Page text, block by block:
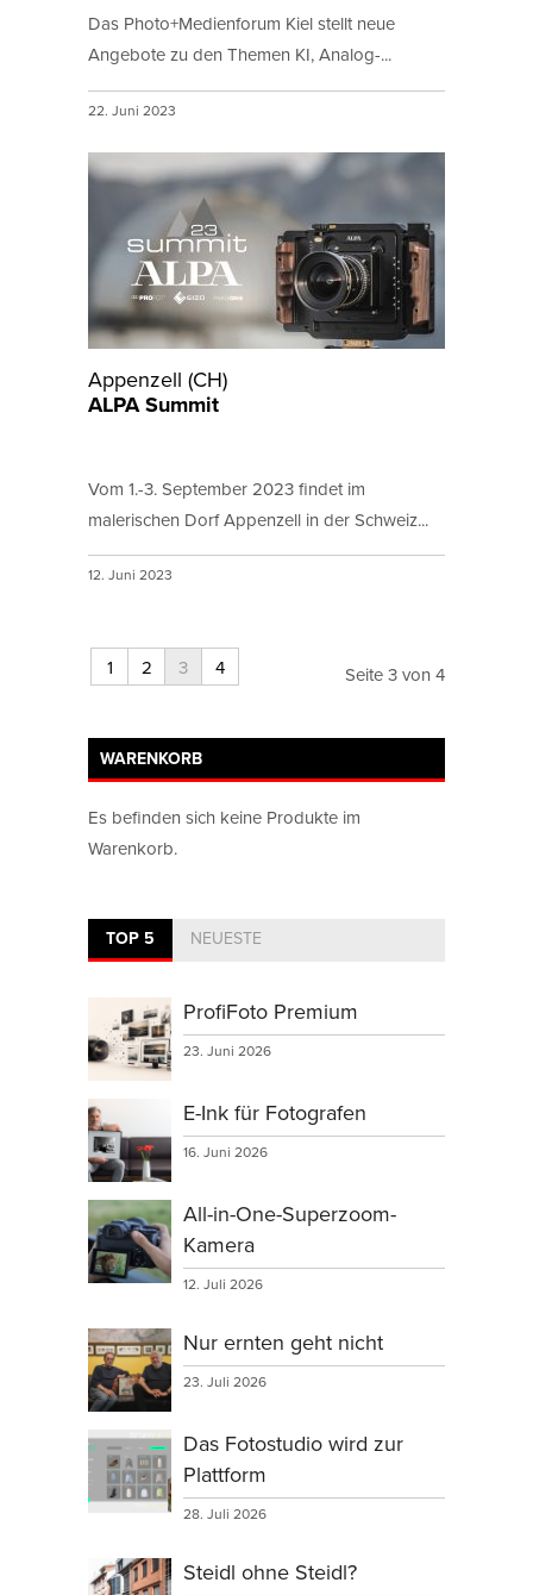
Das Photo+Medienforum Kiel stellt neue
Angebote zu den Themen KI, Analog-...
22. Juni 2023
Appenzell (CH)
ALPA Summit
Vom 1.-3. September 2023 findet im
malerischen Dorf Appenzell in der Schweiz...
12. Juni 2023
1 2 3 4 Seite 3 von 4
WARENKORB
Es befinden sich keine Produkte im
Warenkorb.
TOP 5 NEUESTE
ProfiFoto Premium
23. Juni 2026
E-Ink für Fotografen
16. Juni 2026
All-in-One-Superzoom-
Kamera
12. Juli 2026
Nur ernten geht nicht
23. Juli 2026
Das Fotostudio wird zur
Plattform
28. Juli 2026
Steidl ohne Steidl?